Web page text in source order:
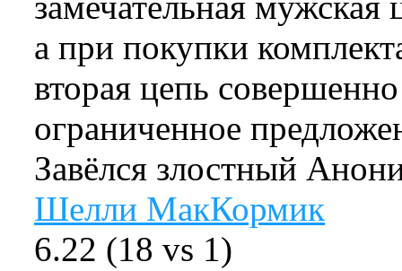
а при покупки
вторая цепь
ограниченное
Завёлся злостный
Шелли МакКормик
6.22 (18 vs 1)